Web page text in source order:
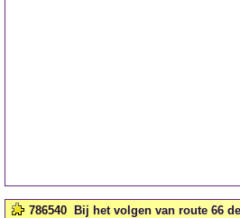
786540 Bij het volgen van route 66